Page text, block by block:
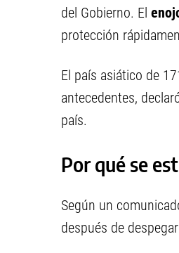
del Gobierno. El
protección
El país asiático de
antecedentes,
país.
Por qué se
Según un
después de